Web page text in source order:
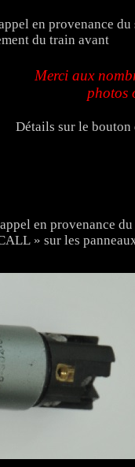
en provenance du
du train avant
Merci aux
photos
Détails sur le
en provenance du
» sur les